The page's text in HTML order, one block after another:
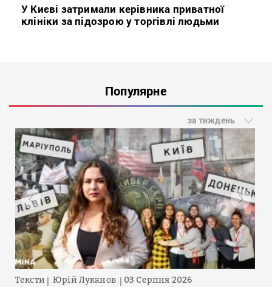
У Києві затримали керівника приватної
клініки за підозрою у торгівлі людьми
Популярне
за тиждень
Тексти Юрій Луканов 03 Серпня 2026